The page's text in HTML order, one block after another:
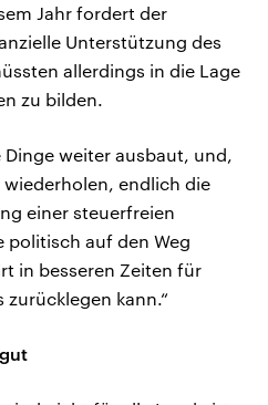
Jahr fordert der
Unterstützung des
allerdings in die Lage
zu bilden.
Dinge weiter ausbaut, und,
wiederholen, endlich die
einer steuerfreien
politisch auf den Weg
in besseren Zeiten für
kann.“